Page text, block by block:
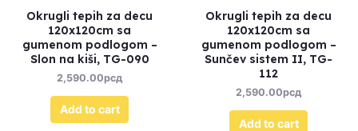
Okrugli tepih za decu
120x120cm sa
gumenom podlogom –
Slon na kiši, TG-090
2,590.00рсд
Add to cart
Okrugli tepih za decu
120x120cm sa
gumenom podlogom –
Sunčev sistem II, TG-
112
2,590.00рсд
Add to cart